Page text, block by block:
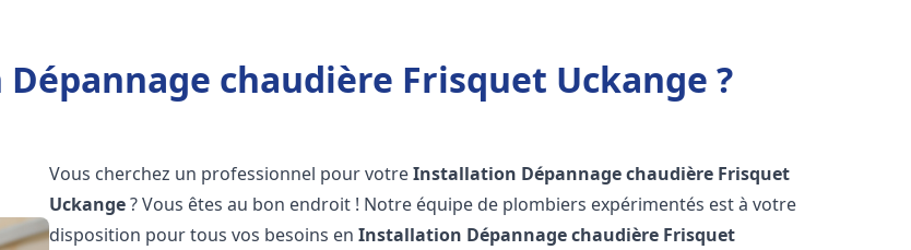
chaudière Frisquet Uckange ?
Vous cherchez un professionnel pour votreInstallation Dépannage chaudière Frisquet
Uckange? Vous êtes au bon endroit ! Notre équipe de plombiers expérimentés est à votre
disposition pour tous vos besoins enInstallation Dépannage chaudière Frisquet